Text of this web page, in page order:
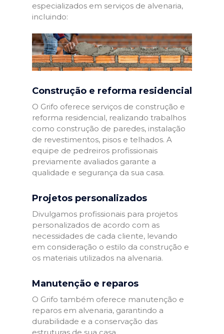
especializados em serviços de alvenaria,
incluindo:
Construção e reforma residencial
O Grifo oferece serviços de construção e
reforma residencial, realizando trabalhos
como construção de paredes, instalação
de revestimentos, pisos e telhados. A
equipe de pedreiros profissionais
previamente avaliados garante a
qualidade e segurança da sua casa.
Projetos personalizados
Divulgamos profissionais para projetos
personalizados de acordo com as
necessidades de cada cliente, levando
em consideração o estilo da construção e
os materiais utilizados na alvenaria.
Manutenção e reparos
O Grifo também oferece manutenção e
reparos em alvenaria, garantindo a
durabilidade e a conservação das